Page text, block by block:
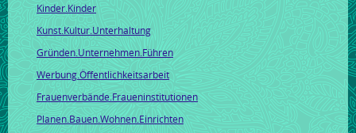
Kinder.Kinder
Kunst.Kultur.Unterhaltung
Gründen.Unternehmen.Führen
Werbung.Öffentlichkeitsarbeit
Frauenverbände.Fraueninstitutionen
Planen.Bauen.Wohnen.Einrichten